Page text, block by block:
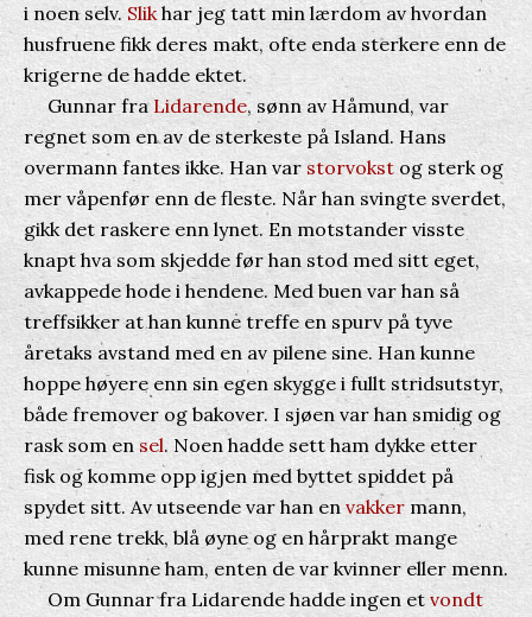
i noen selv. Slikhar jeg tatt min lærdom av hvordan
husfruene fikk deres makt, ofte enda sterkere enn de
krigerne de hadde ektet.
Gunnar fraLidarende, sønn av Håmund, var
regnet som en av de sterkeste på Island. Hans
overmann fantes ikke. Han var storvokst og sterk og
mer våpenfør enn de fleste. Når han svingte sverdet,
gikk det raskere enn lynet. En motstander visste
knapt hva som skjedde før han stod med sitt eget,
avkappede hode i hendene. Med buen var han så
treffsikker at han kunne treffe en spurv på tyve
åretaks avstand med en av pilene sine. Han kunne
hoppe høyere enn sin egen skygge i fullt stridsutstyr,
både fremover og bakover. I sjøen var han smidig og
rask som en sel. Noen hadde sett ham dykke etter
fisk og komme opp igjen med byttet spiddet på
spydet sitt. Av utseende var han envakker mann,
med rene trekk, blå øyne og en hårprakt mange
kunne misunne ham, enten de var kvinner eller menn.
Om Gunnar fra Lidarende hadde ingen et vondt